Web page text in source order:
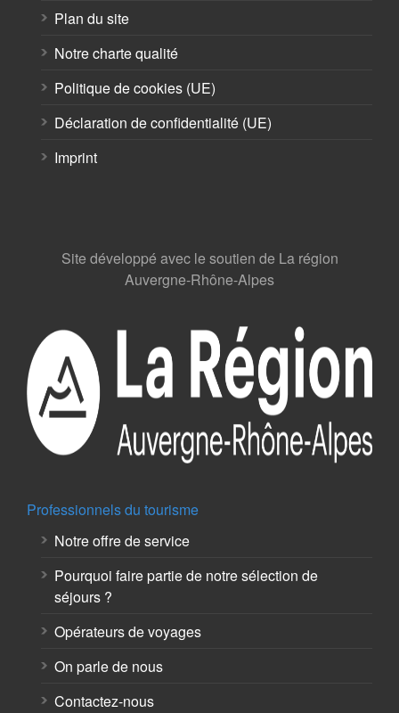
Plan du site
Notre charte qualité
Politique de cookies (UE)
Déclaration de confidentialité (UE)
Imprint
Site développé avec le soutien de La région
Auvergne-Rhône-Alpes
Professionnels du tourisme
Notre offre de service
Pourquoi faire partie de notre sélection de
séjours ?
Opérateurs de voyages
On parle de nous
Contactez-nous